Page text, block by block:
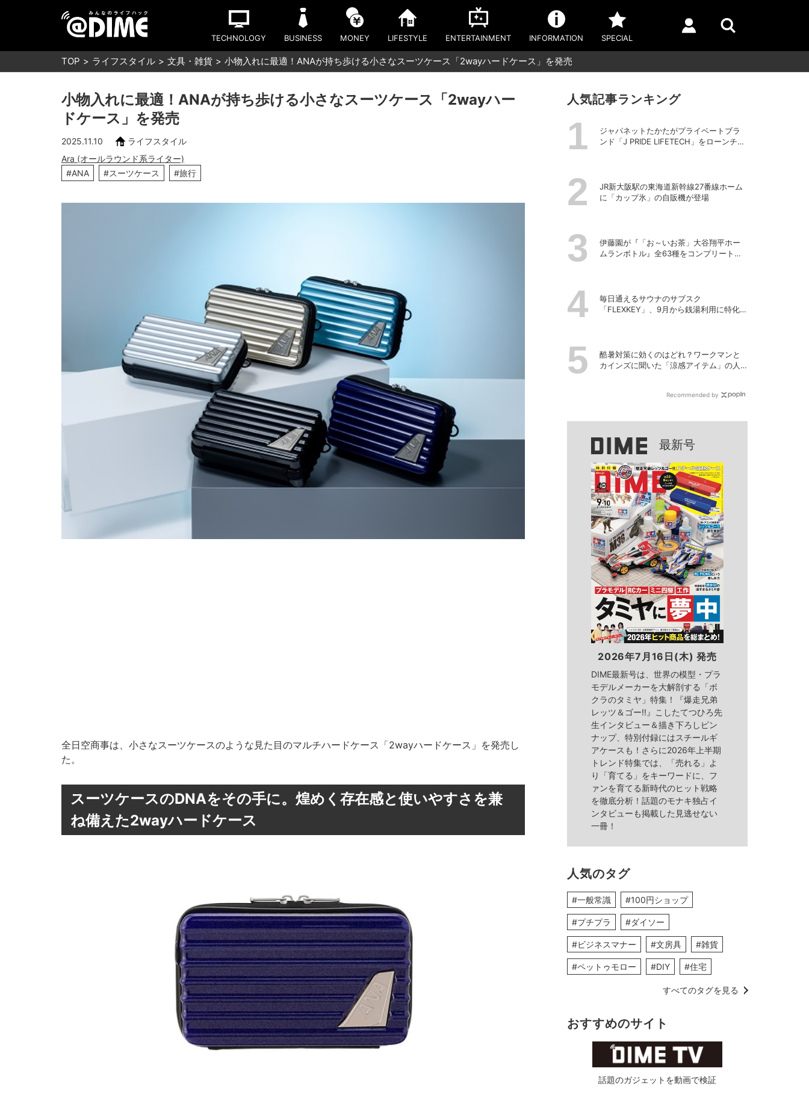
TECHNOLOGY BUSINESS MONEY LIFESTYLE ENTERTAINMENT INFORMATION SPECIAL
TOP ライフスタイル 文具・雑貨 小物入れに最適！ANAが持ち歩ける小さなスーツケース「2wayハードケース」を発売
小物入れに最適！ANAが持ち歩ける小さなスーツケース「2wayハー
ドケース」を発売
2025.11.10
ライフスタイル
Ara (オールラウンド系ライター)
#ANA
#スーツケース #旅行
全日空商事は、小さなスーツケースのような見た目のマルチハードケース「2wayハードケース」を発売し
た。
スーツケースのDNAをその手に。煌めく存在感と使いやすさを兼
ね備えた2wayハードケース
人気記事ランキング
ジャパネットたかたがプライベートブラ
ンド「J PRIDE LIFETECH」をローンチ、
JR新大阪駅の東海道新幹線27番線ホーム
に「カップ氷」の自販機が登場
伊藤園が『「お～いお茶」大谷翔平ホー
ムランボトル』全63種をコンプリートし
毎日通えるサウナのサブスク
「FLEXKEY」、9月から銭湯利用に特化し
酷暑対策に効くのはどれ？ワークマンと
カインズに聞いた「涼感アイテム」の人
Recommended by
最新号
2026年7月16日(木) 発売
DIME最新号は、世界の模型・プラ
モデルメーカーを大解剖する「ボ
クラのタミヤ」特集！『爆走兄弟
レッツ＆ゴー!!』こしたてつひろ先
生インタビュー＆描き下ろしピン
ナップ、特別付録にはスチールギ
アケースも！さらに2026年上半期
トレンド特集では、「売れる」よ
り「育てる」をキーワードに、フ
ァンを育てる新時代のヒット戦略
を徹底分析！話題のモナキ独占イ
ンタビューも掲載した見逃せない
一冊！
人気のタグ
#一般常識 #100円ショップ
#プチプラ #ダイソー
#ビジネスマナー #文房具 #雑貨
#ペットゥモロー #DIY #住宅
すべてのタグを見る
おすすめのサイト
話題のガジェットを動画で検証